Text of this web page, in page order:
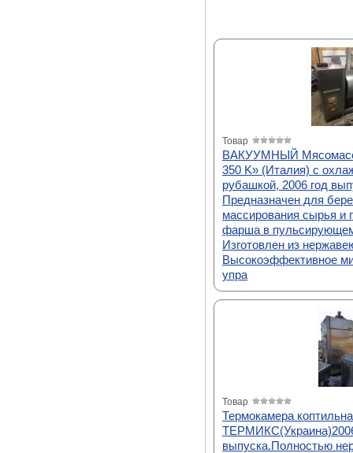
Товар
ВАКУУМНЫЙ
350 K» (Италия) с
рубашкой, 2006 год
Предназначен для
массирования сырья и
фарша в
Изготовлен из
Высокоэффективное
упра
Товар
Термокамера
выпуска.Полностью